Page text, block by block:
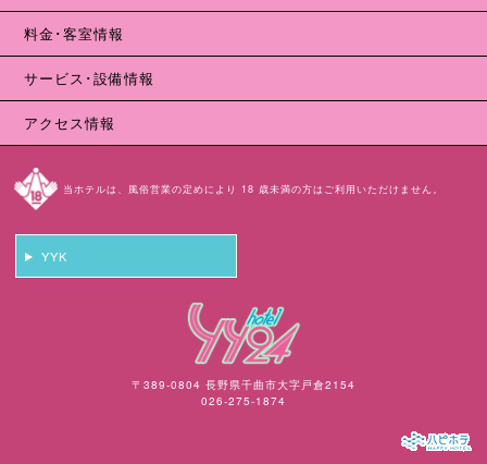
料金･客室情報
サービス･設備情報
アクセス情報
当ホテルは、風俗営業の定めにより 18 歳未満の方はご利用いただけません。
YYK
〒389-0804 長野県千曲市大字戸倉2154
026-275-1874